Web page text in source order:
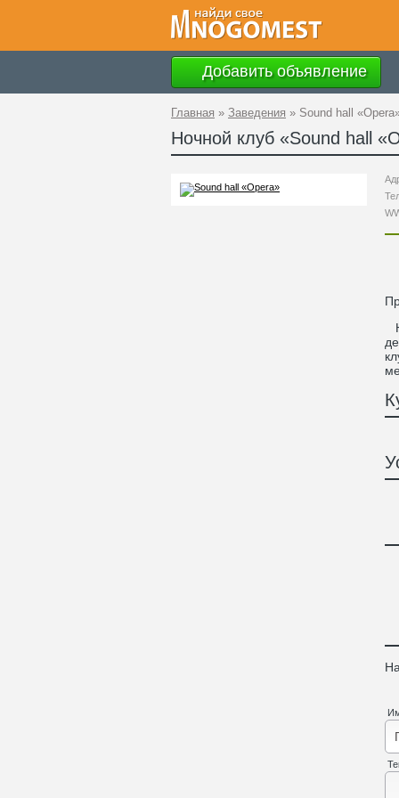
Добавить объявление
Главная » Заведения » Sound hall
Ночной клуб «Sound hall